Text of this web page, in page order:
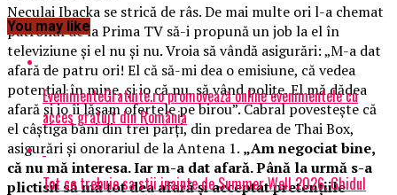
Neculai Ibacka se strică de râs. De mai multe ori l-a chemat
patronul de la Prima TV să-i propună un job la el în
televiziune şi el nu şi nu. Vroia să vândă asigurări: „M-a dat
afară de patru ori! El că să-mi dea o emisiune, că vedea
potenţial în mine, şi io că nu, să vând poliţe. El mă dădea
afară şi io îi lăsam ofertele pe birou”. Cabral povesteşte că
el câştiga bani din trei părţi, din predarea de Thai Box,
asigurări şi onorariul de la Antena 1. „Am negociat bine,
că nu mă interesa. Iar m-a dat afară. Până la urmă s-a
plictisit să mă tot dea afară şi acceptat pretenţiile
You may like
EvenimenteGratuite.ro promovează online evenimentele cu
acces gratuit din România
Tot ce trebuie sa stii inainte de Summer Well 2026. Ghidul